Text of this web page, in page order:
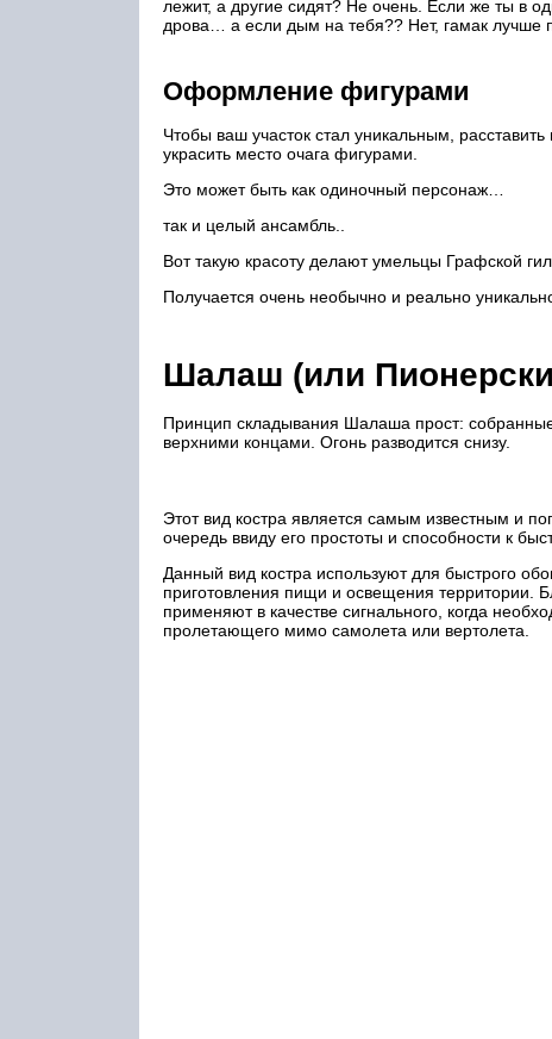
лежит, а другие сидят? Не очень. Если же ты в
дрова… а если дым на тебя?? Нет, гамак лучше
Оформление фигурами
Чтобы ваш участок стал уникальным,
украсить место очага фигурами.
Это может быть как одиночный персонаж…
так и целый ансамбль..
Вот такую красоту делают умельцы Графской
Получается очень необычно и реально
Шалаш (или
Принцип складывания Шалаша прост: собранные
верхними концами. Огонь разводится снизу.
Этот вид костра является самым известным и
очередь ввиду его простоты и способности к
Данный вид костра используют для быстрого
приготовления пищи и освещения территории.
применяют в качестве сигнального, когда
пролетающего мимо самолета или вертолета.